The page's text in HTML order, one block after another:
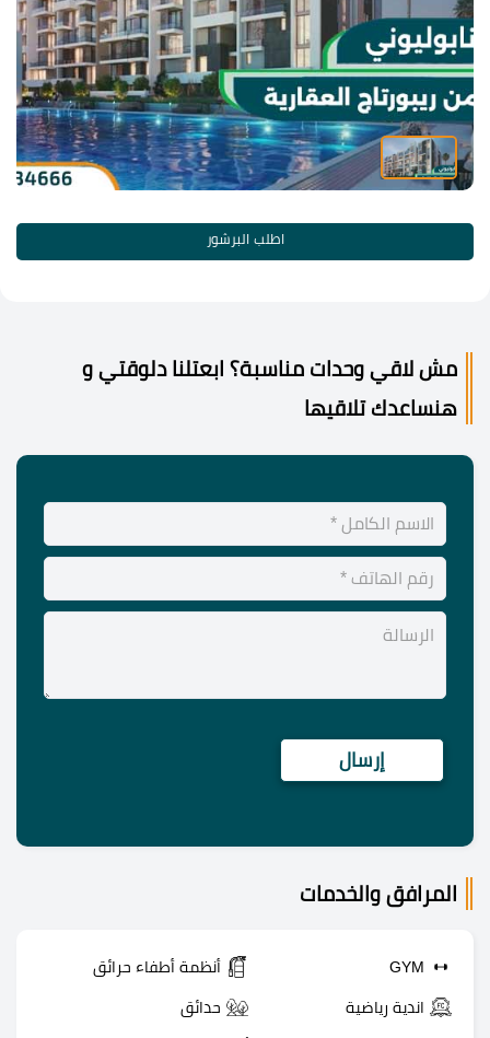
اطلب البرشور
مش لاقي وحدات مناسبة؟ ابعتلنا دلوقتي و
هنساعدك تلاقيها
المرافق والخدمات
GYM أنظمة أطفاء حرائق
اندية رياضية حدائق